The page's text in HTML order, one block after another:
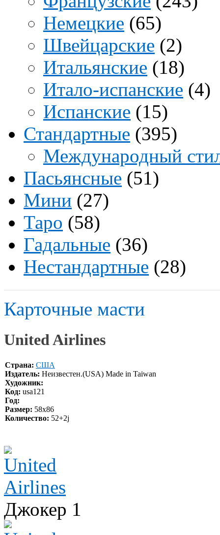
Немецкие (65)
Швейцарские (2)
Итальянские (18)
Итало-испанские (4)
Испанские (15)
Стандартные (395)
Международный
Пасьянсные (51)
Мини (27)
Таро (58)
Гадальные (36)
Нестандартные (28)
Карточные масти
United Airlines
Страна: США
Издатель: Неизвестен.(USA) Made in Taiwan
Художник:
Код: usa121
Год:
Размер: 58x86
Количество: 52+2j
Джокер 1